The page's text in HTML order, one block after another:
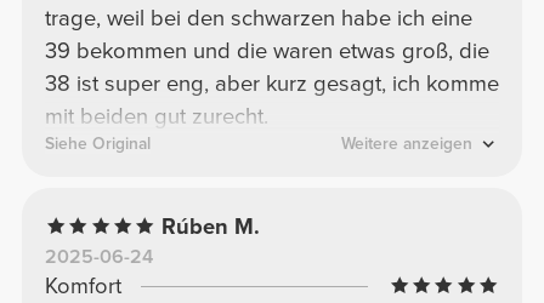
trage, weil bei den schwarzen habe ich eine
39 bekommen und die waren etwas groß, die
38 ist super eng, aber kurz gesagt, ich komme
mit beiden gut zurecht.
Siehe Original Weitere anzeigen
Rúben M.
2025-06-24
Komfort